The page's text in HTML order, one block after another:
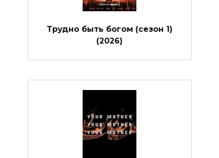
Трудно быть богом (сезон 1)
(2026)